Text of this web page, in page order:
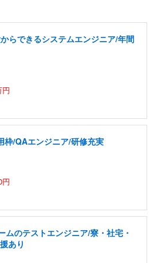
らできるシステムエンジニア/年間
円
枠/QAエンジニア/研修充実
円
ムのテストエンジニア/寮・社宅・
あり